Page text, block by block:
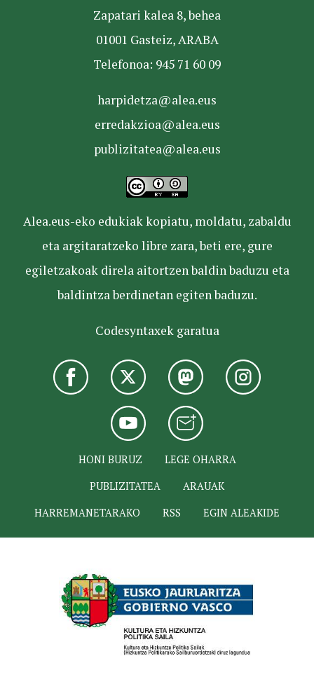
Zapatari kalea 8, behea
01001 Gasteiz, ARABA
Telefonoa: 945 71 60 09
harpidetza@alea.eus
erredakzioa@alea.eus
publizitatea@alea.eus
Alea.eus-eko edukiak kopiatu, moldatu, zabaldu
eta argitaratzeko libre zara, beti ere, gure
egiletzakoak direla aitortzen baldin baduzu eta
baldintza berdinetan egiten baduzu.
Codesyntaxek garatua
HONI BURUZ
LEGE OHARRA
PUBLIZITATEA
ARAUAK
HARREMANETARAKO
RSS EGIN ALEAKIDE